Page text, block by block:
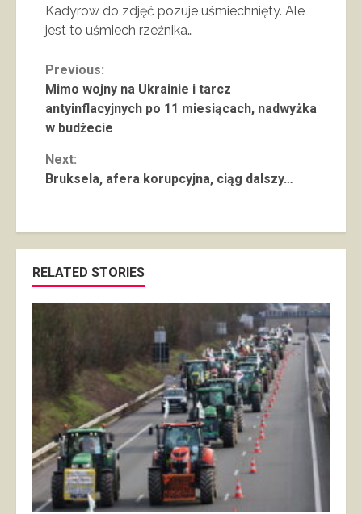
Kadyrow do zdjęć pozuje uśmiechnięty. Ale
jest to uśmiech rzeźnika…
Continue
Reading
Previous:
Mimo wojny na Ukrainie i tarcz
antyinflacyjnych po 11 miesiącach, nadwyżka
w budżecie
Next:
Bruksela, afera korupcyjna, ciąg dalszy…
RELATED STORIES